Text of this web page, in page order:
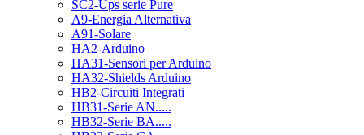
SC2-Ups serie Pure
A9-Energia Alternativa
A91-Solare
HA2-Arduino
HA31-Sensori per Arduino
HA32-Shields Arduino
HB2-Circuiti Integrati
HB31-Serie AN.....
HB32-Serie BA.....